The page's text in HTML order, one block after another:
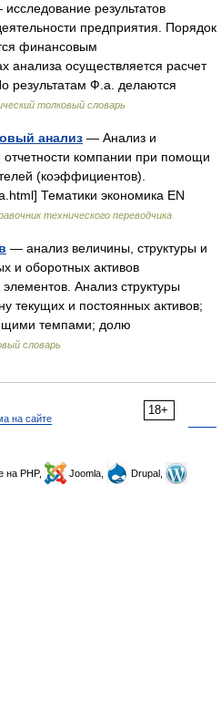
результатов
предприятия. Порядок
финансовым
анализа осуществляется расчет
результатам Ф.а. делаются
толковый словарь
анализ — Анализ и
компании при помощи
(коэффициентов).
Тематики экономика EN
технического переводчика
— анализ величины, структуры и
и оборотных активов
Анализ структуры
текущих и постоянных активов;
темпами; долю
словарь
18+
на сайте
на PHP, Joomla,
Drupal,